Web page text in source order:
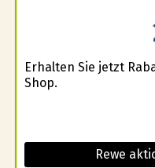
Erhalten Sie jetzt
Shop.
Rewe